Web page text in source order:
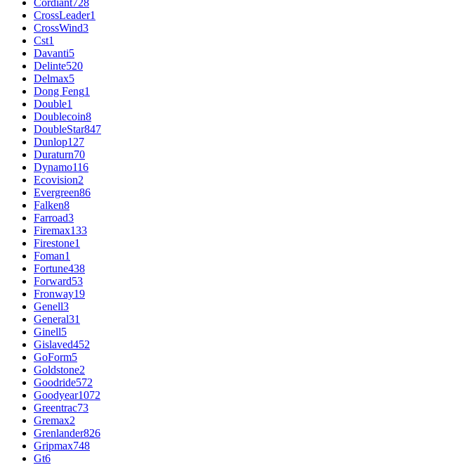
Cordiant728
CrossLeader1
CrossWind3
Cst1
Davanti5
Delinte520
Delmax5
Dong Feng1
Double1
Doublecoin8
DoubleStar847
Dunlop127
Duraturn70
Dynamo116
Ecovision2
Evergreen86
Falken8
Farroad3
Firemax133
Firestone1
Foman1
Fortune438
Forward53
Fronway19
Genell3
General31
Ginell5
Gislaved452
GoForm5
Goldstone2
Goodride572
Goodyear1072
Greentrac73
Gremax2
Grenlander826
Gripmax748
Gt6